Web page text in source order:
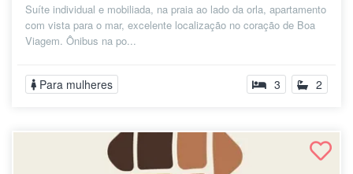
Suíte individual e mobiliada, na praia ao lado da orla, apartamento
com vista para o mar, excelente localização no coração de Boa
Viagem. Ônibus na po...
Para mulheres 3 2